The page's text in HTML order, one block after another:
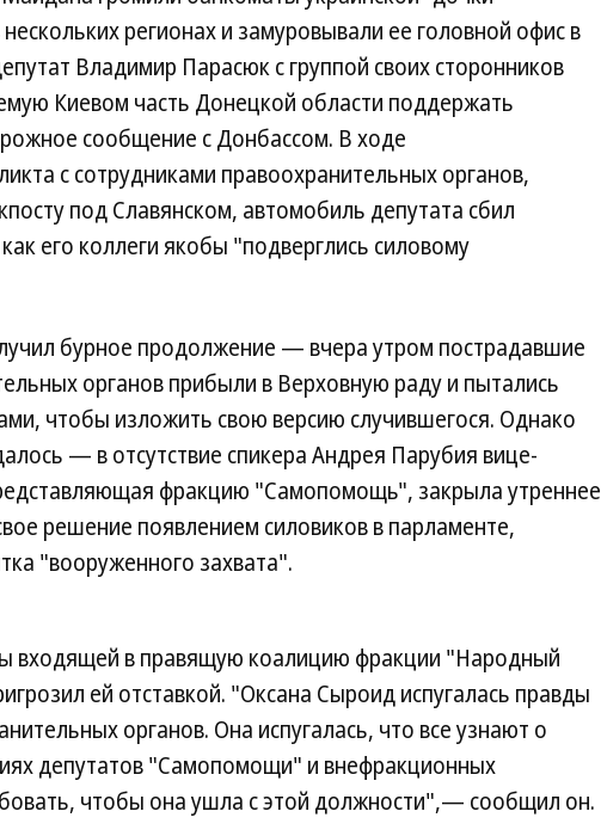
регионах и замуровывали ее головной офис в
Владимир Парасюк с группой своих сторонников
Киевом часть Донецкой области поддержать
сообщение с Донбассом. В ходе
с сотрудниками правоохранительных органов,
под Славянском, автомобиль депутата сбил
его коллеги якобы "подверглись силовому
бурное продолжение — вчера утром пострадавшие
органов прибыли в Верховную раду и пытались
чтобы изложить свою версию случившегося. Однако
— в отсутствие спикера Андрея Парубия вице-
фракцию "Самопомощь", закрыла утреннее
решение появлением силовиков в парламенте,
"вооруженного захвата".
входящей в правящую коалицию фракции "Народный
ей отставкой. "Оксана Сыроид испугалась правды
органов. Она испугалась, что все узнают о
депутатов "Самопомощи" и внефракционных
чтобы она ушла с этой должности",— сообщил он.